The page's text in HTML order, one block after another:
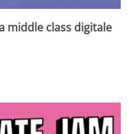
middle class digitale